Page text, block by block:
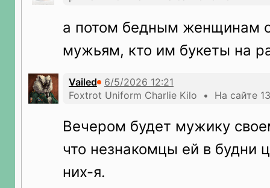
а потом бедным женщинам
мужьям, кто им букеты на
Vailed
Foxtrot Uniform Charlie Kilo • На сайте
Вечером будет мужику
что незнакомцы ей в будни
них-я.